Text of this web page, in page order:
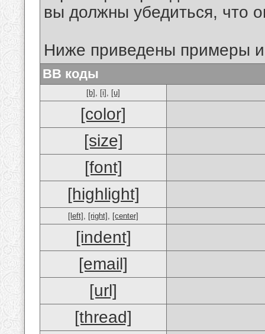
вы должны убедиться, что
Ниже приведены примеры
BB коды
[b] , [i] , [u]
[color]
[size]
[font]
[highlight]
[left] , [right] , [center]
[indent]
[email]
[url]
[thread]